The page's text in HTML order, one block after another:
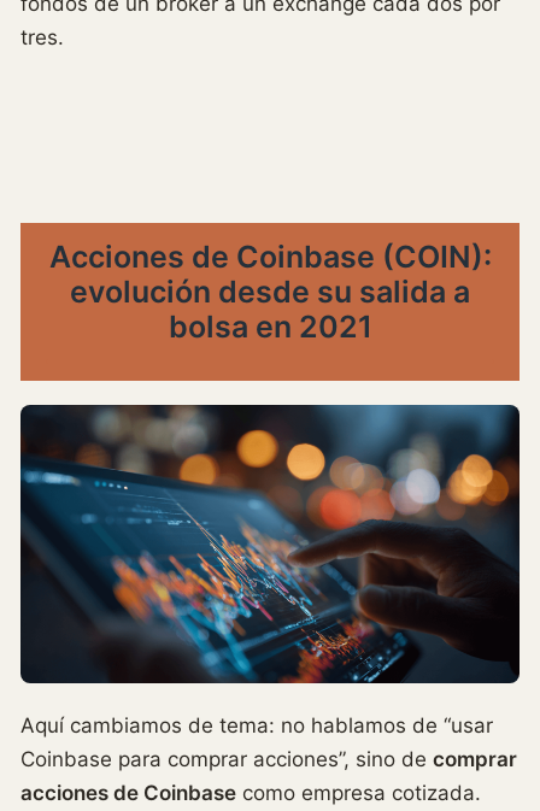
tres.
Acciones de Coinbase (COIN):
evolución desde su salida a
bolsa en 2021
Aquí cambiamos de tema: no hablamos de “usar
Coinbase para comprar acciones”, sino de comprar
acciones de Coinbase como empresa cotizada.